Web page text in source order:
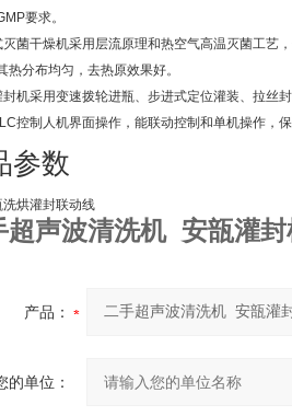
要求。
灭菌干燥机采用层流原理和热空气高温灭菌工艺
热分布均匀，去热原效果好。
封机采用变速拨轮进瓶、步进式定位灌装、拉丝
控制人机界面操作，能联动控制和单机操作
参数
洗烘灌封联动线
超声波清洗机 安瓿灌
产品：
的单位：